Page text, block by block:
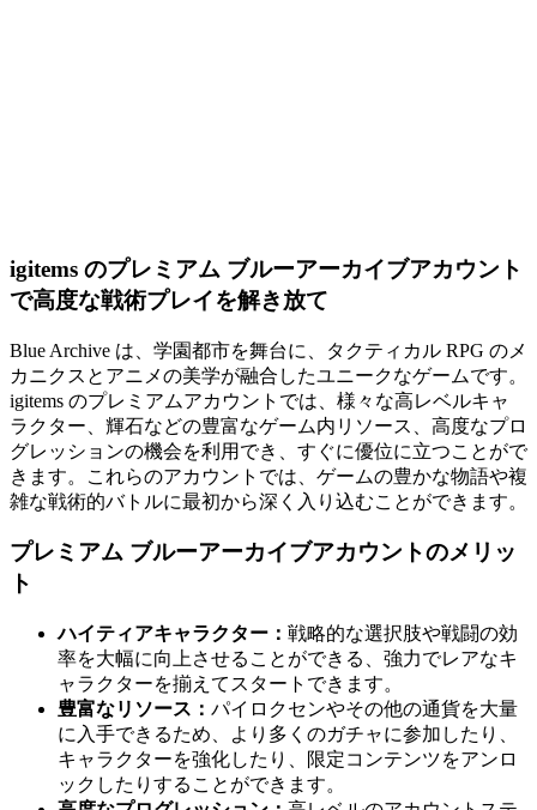
igitems のプレミアム ブルーアーカイブアカウント
で高度な戦術プレイを解き放て
Blue Archive は、学園都市を舞台に、タクティカル RPG のメ
カニクスとアニメの美学が融合したユニークなゲームです。
igitems のプレミアムアカウントでは、様々な高レベルキャ
ラクター、輝石などの豊富なゲーム内リソース、高度なプロ
グレッションの機会を利用でき、すぐに優位に立つことがで
きます。これらのアカウントでは、ゲームの豊かな物語や複
雑な戦術的バトルに最初から深く入り込むことができます。
プレミアム ブルーアーカイブアカウントのメリッ
ト
ハイティアキャラクター： 戦略的な選択肢や戦闘の効
率を大幅に向上させることができる、強力でレアなキ
ャラクターを揃えてスタートできます。
豊富なリソース： パイロクセンやその他の通貨を大量
に入手できるため、より多くのガチャに参加したり、
キャラクターを強化したり、限定コンテンツをアンロ
ックしたりすることができます。